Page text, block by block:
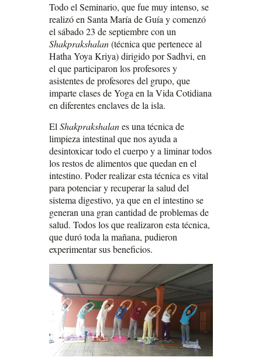
Todo el Seminario, que fue muy intenso, se
realizó en Santa María de Guía y comenzó
el sábado 23 de septiembre con un
Shakprakshalan(técnica que pertenece al
Hatha Yoya Kriya) dirigido por Sadhvi, en
el que participaron los profesores y
asistentes de profesores del grupo, que
imparte clases de Yoga en la Vida Cotidiana
en diferentes enclaves de la isla.
El Shakprakshalanes una técnica de
limpieza intestinal que nos ayuda a
desintoxicar todo el cuerpo y a liminar todos
los restos de alimentos que quedan en el
intestino. Poder realizar esta técnica es vital
para potenciar y recuperar la salud del
sistema digestivo, ya que en el intestino se
generan una gran cantidad de problemas de
salud. Todos los que realizaron esta técnica,
que duró toda la mañana, pudieron
experimentar sus beneficios.